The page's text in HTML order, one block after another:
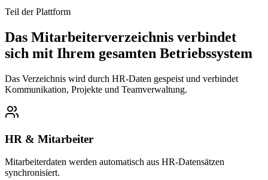
Teil der Plattform
Das Mitarbeiterverzeichnis verbindet
sich mit Ihrem gesamten Betriebssystem
Das Verzeichnis wird durch HR-Daten gespeist und verbindet
Kommunikation, Projekte und Teamverwaltung.
HR & Mitarbeiter
Mitarbeiterdaten werden automatisch aus HR-Datensätzen
synchronisiert.